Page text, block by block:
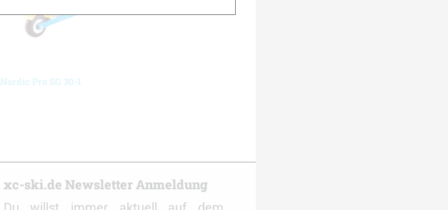
Nordic Pro SG 30-1
xc-ski.de Newsletter Anmeldung